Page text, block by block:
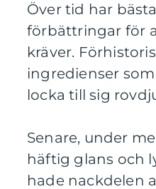
Över tid har
förbättringar för
kräver.
ingredienser
locka till sig
Senare, under
häftig glans och
hade nackdelen